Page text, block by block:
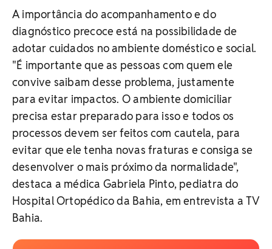
A importância do acompanhamento e do
diagnóstico precoce está na possibilidade de
adotar cuidados no ambiente doméstico e social.
"É importante que as pessoas com quem ele
convive saibam desse problema, justamente
para evitar impactos. O ambiente domiciliar
precisa estar preparado para isso e todos os
processos devem ser feitos com cautela, para
evitar que ele tenha novas fraturas e consiga se
desenvolver o mais próximo da normalidade",
destaca a médica Gabriela Pinto, pediatra do
Hospital Ortopédico da Bahia, em entrevista a TV
Bahia.